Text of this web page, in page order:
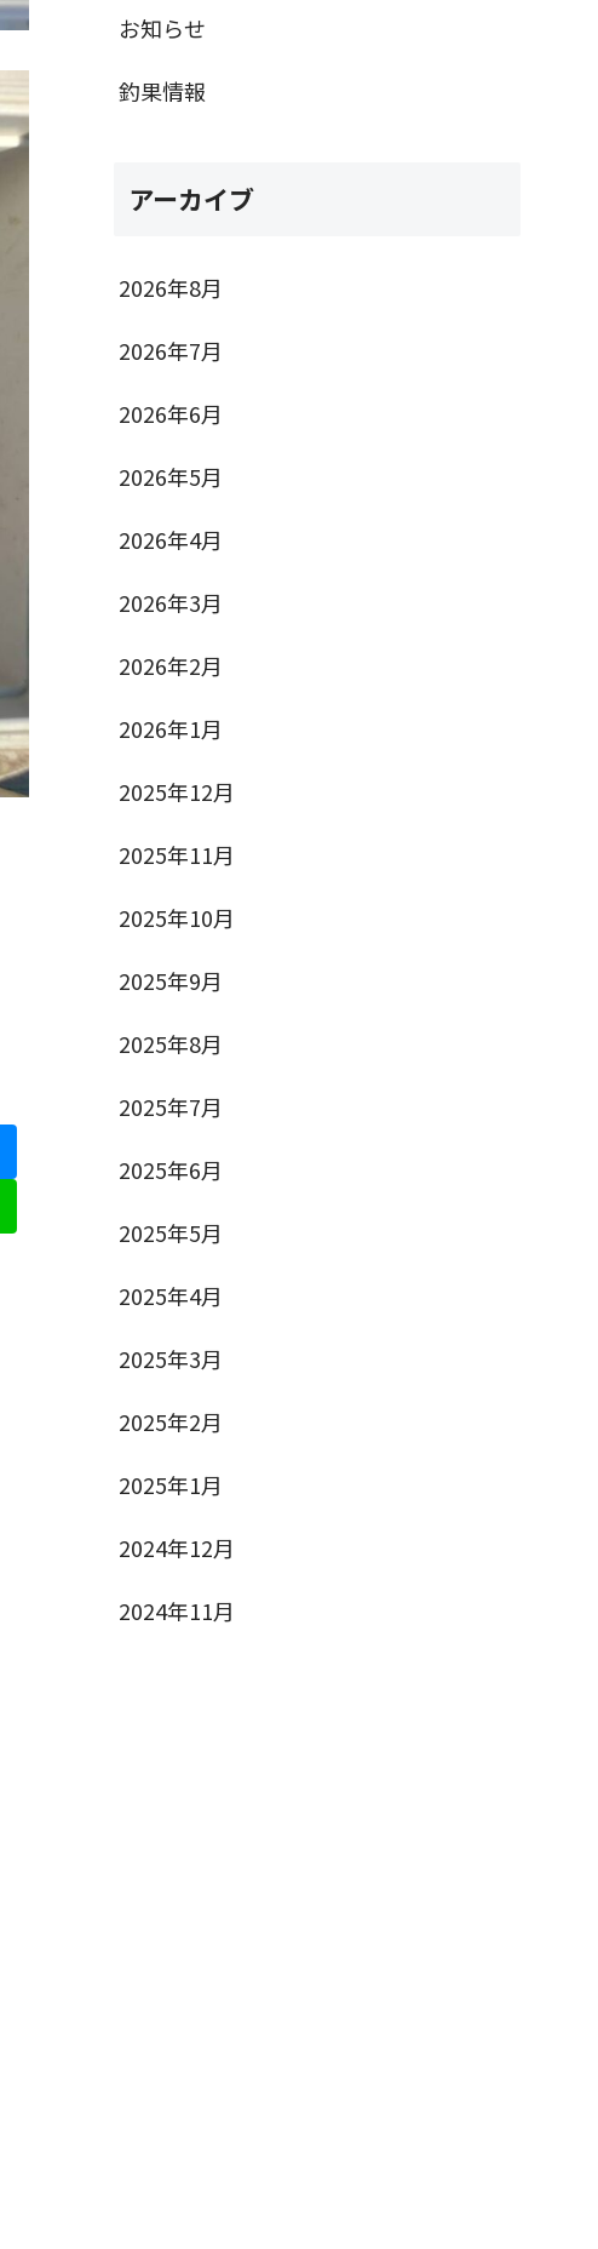
お知らせ
釣果情報
アーカイブ
2026年8月
2026年7月
2026年6月
2026年5月
2026年4月
2026年3月
2026年2月
2026年1月
2025年12月
2025年11月
2025年10月
2025年9月
2025年8月
2025年7月
2025年6月
2025年5月
2025年4月
2025年3月
2025年2月
2025年1月
2024年12月
2024年11月